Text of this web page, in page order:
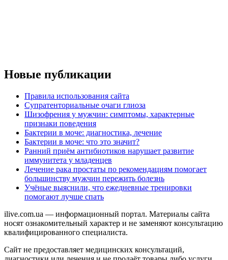
Новые публикации
Правила использования сайта
Супратенториальные очаги глиоза
Шизофрения у мужчин: симптомы, характерные
признаки поведения
Бактерии в моче: диагностика, лечение
Бактерии в моче: что это значит?
Ранний приём антибиотиков нарушает развитие
иммунитета у младенцев
Лечение рака простаты по рекомендациям помогает
большинству мужчин пережить болезнь
Учёные выяснили, что ежедневные тренировки
помогают лучше спать
ilive.com.ua — информационный портал. Материалы сайта
носят ознакомительный характер и не заменяют консультацию
квалифицированного специалиста.
Сайт не предоставляет медицинских консультаций,